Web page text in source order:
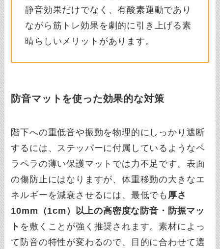
静音効果だけでなく、有酸素運動であり
ながら筋トレ効果を劇的に引き上げる素
晴らしいメリットがあります。
防音マットを使った効果的な対策
階下への重低音や振動を物理的にしっかり遮断
するには、ステッパーに付属しているようなペ
ラペラの薄い保護マットでは力不足です。表面
の傷防止にはなりますが、体重移動の大きなエ
ネルギーを減衰させるには、最低でも 厚さ
10mm（1cm）以上の高密度な防音・防振マッ
ト を敷くことが強く推奨されます。素材によっ
て防音の特性が変わるので、目的に合わせて選